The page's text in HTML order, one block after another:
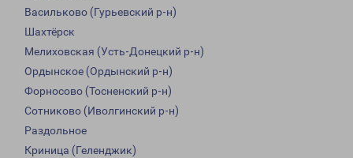
Васильково (Гурьевский р-н)
Шахтёрск
Мелиховская (Усть-Донецкий р-н)
Ордынское (Ордынский р-н)
Форносово (Тосненский р-н)
Сотниково (Иволгинский р-н)
Раздольное
Криница (Геленджик)